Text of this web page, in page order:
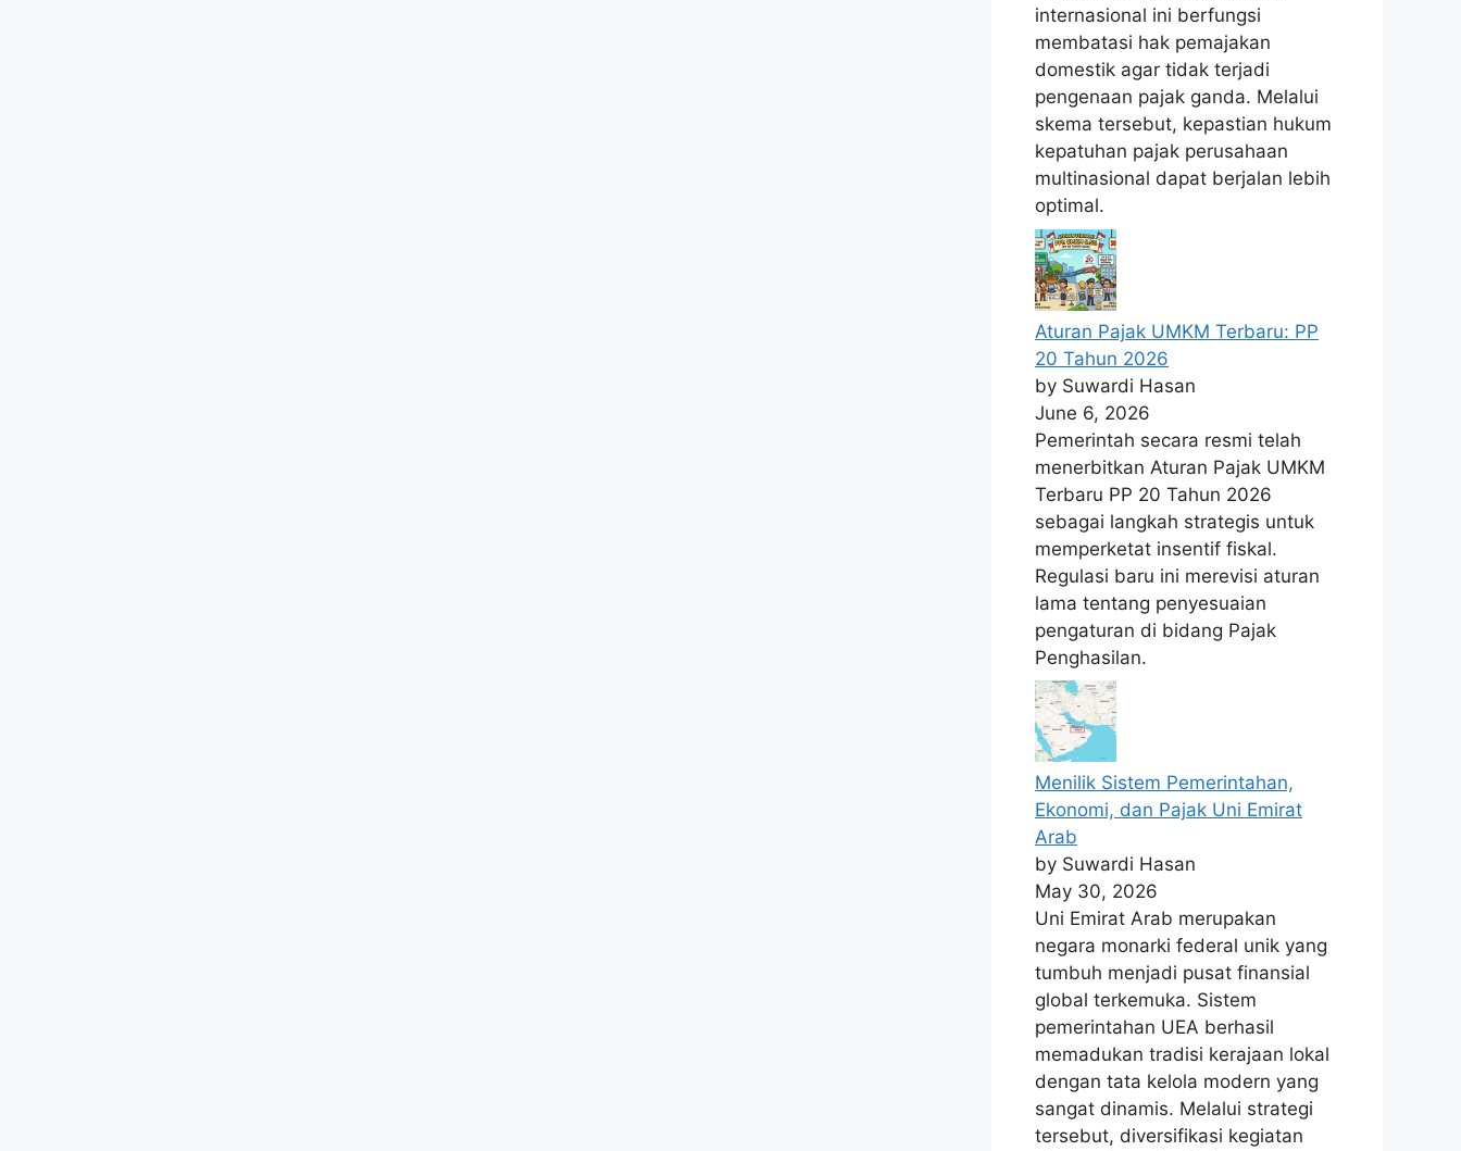
internasional ini berfungsi
membatasi hak pemajakan
domestik agar tidak terjadi
pengenaan pajak ganda. Melalui
skema tersebut, kepastian hukum
kepatuhan pajak perusahaan
multinasional dapat berjalan lebih
optimal.
Aturan Pajak UMKM Terbaru: PP
20 Tahun 2026
by Suwardi Hasan
June 6, 2026
Pemerintah secara resmi telah
menerbitkan Aturan Pajak UMKM
Terbaru PP 20 Tahun 2026
sebagai langkah strategis untuk
memperketat insentif fiskal.
Regulasi baru ini merevisi aturan
lama tentang penyesuaian
pengaturan di bidang Pajak
Penghasilan.
Menilik Sistem Pemerintahan,
Ekonomi, dan Pajak Uni Emirat
Arab
by Suwardi Hasan
May 30, 2026
Uni Emirat Arab merupakan
negara monarki federal unik yang
tumbuh menjadi pusat finansial
global terkemuka. Sistem
pemerintahan UEA berhasil
memadukan tradisi kerajaan lokal
dengan tata kelola modern yang
sangat dinamis. Melalui strategi
tersebut, diversifikasi kegiatan